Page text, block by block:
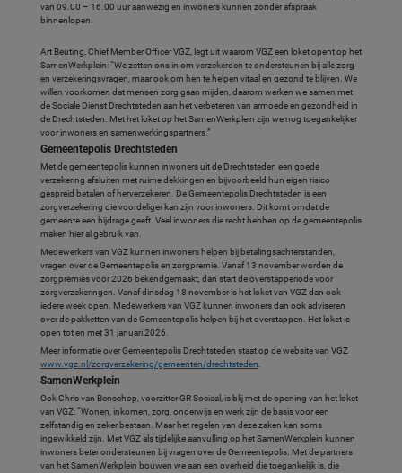
van 09.00 – 16.00 uur aanwezig en inwoners kunnen zonder afspraak
binnenlopen.
Art Beuting, Chief Member Officer VGZ, legt uit waarom VGZ een loket opent op het
SamenWerkplein: “We zetten ons in om verzekerden te ondersteunen bij alle zorg-
en verzekeringsvragen, maar ook om hen te helpen vitaal en gezond te blijven. We
willen voorkomen dat mensen zorg gaan mijden, daarom werken we samen met
de Sociale Dienst Drechtsteden aan het verbeteren van armoede en gezondheid in
de Drechtsteden. Met het loket op het SamenWerkplein zijn we nog toegankelijker
voor inwoners en samenwerkingspartners.”
Gemeentepolis Drechtsteden
Met de gemeentepolis kunnen inwoners uit de Drechtsteden een goede
verzekering afsluiten met ruime dekkingen en bijvoorbeeld hun eigen risico
gespreid betalen of herverzekeren. De Gemeentepolis Drechtsteden is een
zorgverzekering die voordeliger kan zijn voor inwoners. Dit komt omdat de
gemeente een bijdrage geeft. Veel inwoners die recht hebben op de gemeentepolis
maken hier al gebruik van.
Medewerkers van VGZ kunnen inwoners helpen bij betalingsachterstanden,
vragen over de Gemeentepolis en zorgpremie. Vanaf 13 november worden de
zorgpremies voor 2026 bekendgemaakt, dan start de overstapperiode voor
zorgverzekeringen. Vanaf dinsdag 18 november is het loket van VGZ dan ook
iedere week open. Medewerkers van VGZ kunnen inwoners dan ook adviseren
over de pakketten van de Gemeentepolis helpen bij het overstappen. Het loket is
open tot en met 31 januari 2026.
Meer informatie over Gemeentepolis Drechtsteden staat op de website van VGZ
www.vgz.nl/zorgverzekering/gemeenten/drechtsteden.
SamenWerkplein
Ook Chris van Benschop, voorzitter GR Sociaal, is blij met de opening van het loket
van VGZ: “Wonen, inkomen, zorg, onderwijs en werk zijn de basis voor een
zelfstandig en zeker bestaan. Maar het regelen van deze zaken kan soms
ingewikkeld zijn. Met VGZ als tijdelijke aanvulling op het SamenWerkplein kunnen
inwoners beter ondersteunen bij vragen over de Gemeentepolis. Met de partners
van het SamenWerkplein bouwen we aan een overheid die toegankelijk is, die